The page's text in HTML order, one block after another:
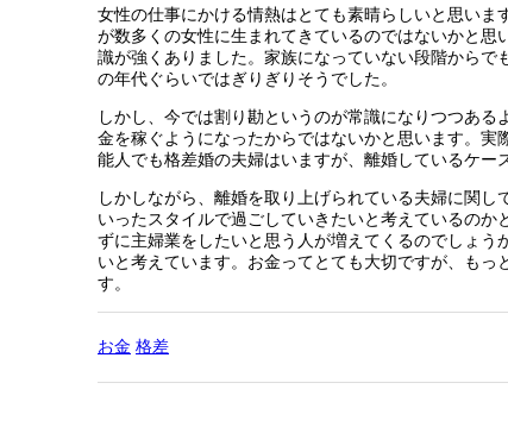
女性の仕事にかける情熱はとても素晴らしいと思い
が数多くの女性に生まれてきているのではないかと
識が強くありました。家族になっていない段階から
の年代ぐらいではぎりぎりそうでした。
しかし、今では割り勘というのが常識になりつつあ
金を稼ぐようになったからではないかと思います。
能人でも格差婚の夫婦はいますが、離婚しているケー
しかしながら、離婚を取り上げられている夫婦に関
いったスタイルで過ごしていきたいと考えているの
ずに主婦業をしたいと思う人が増えてくるのでしょ
いと考えています。お金ってとても大切ですが、も
す。
お金 格差